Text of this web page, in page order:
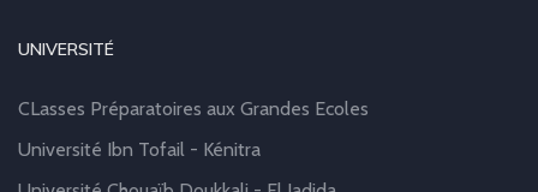
UNIVERSITÉ
CLasses Préparatoires aux Grandes Ecoles
Université Ibn Tofail - Kénitra